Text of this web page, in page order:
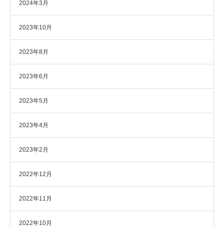
2024年3月
2023年10月
2023年8月
2023年6月
2023年5月
2023年4月
2023年2月
2022年12月
2022年11月
2022年10月